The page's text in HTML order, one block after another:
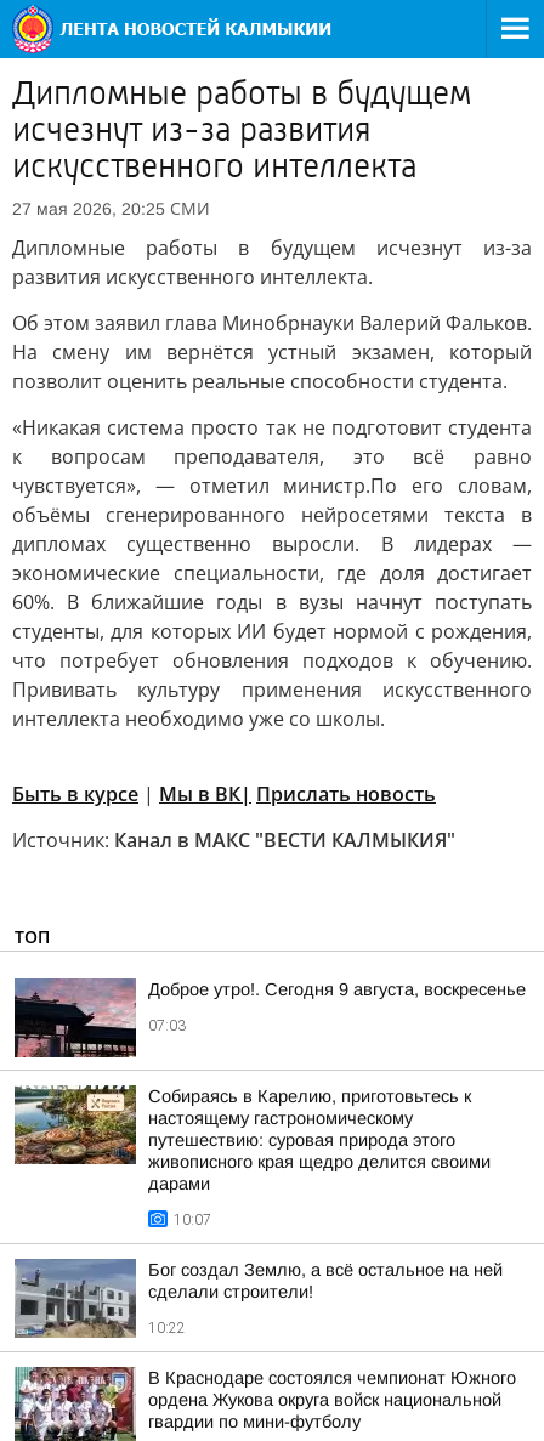
Дипломные работы в будущем
исчезнут из-за развития
искусственного интеллекта
27 мая 2026, 20:25 СМИ
Дипломные работы в будущем исчезнут из-за
развития искусственного интеллекта.
Об этом заявил глава Минобрнауки Валерий Фальков.
На смену им вернётся устный экзамен, который
позволит оценить реальные способности студента.
«Никакая система просто так не подготовит студента
к вопросам преподавателя, это всё равно
чувствуется», — отметил министр.По его словам,
объёмы сгенерированного нейросетями текста в
дипломах существенно выросли. В лидерах —
экономические специальности, где доля достигает
60%. В ближайшие годы в вузы начнут поступать
студенты, для которых ИИ будет нормой с рождения,
что потребует обновления подходов к обучению.
Прививать культуру применения искусственного
интеллекта необходимо уже со школы.
Быть в курсе | Мы в ВК| Прислать новость
Источник: Канал в МАКС "ВЕСТИ КАЛМЫКИЯ"
ТОП
Доброе утро!. Сегодня 9 августа, воскресенье
07:03
Собираясь в Карелию, приготовьтесь к
настоящему гастрономическому
путешествию: суровая природа этого
живописного края щедро делится своими
дарами
10:07
Бог создал Землю, а всё остальное на ней
сделали строители!
10:22
В Краснодаре состоялся чемпионат Южного
ордена Жукова округа войск национальной
гвардии по мини-футболу